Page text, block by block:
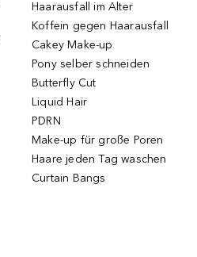
Haarausfall im Alter
Koffein gegen Haarausfall
Cakey Make-up
Pony selber schneiden
Butterfly Cut
Liquid Hair
PDRN
Make-up für große Poren
Haare jeden Tag waschen
Curtain Bangs